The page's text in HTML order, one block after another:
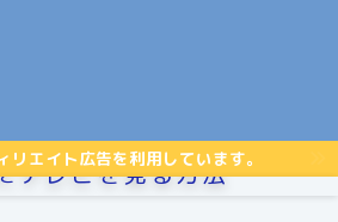
リエイト広告を利用しています。
テレビを見る方法